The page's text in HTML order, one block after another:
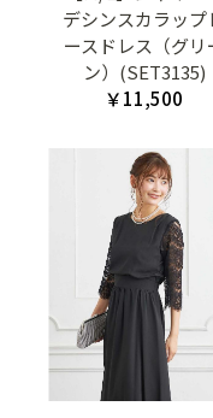
デシンスカラップ
ースドレス（グリ
ン）(SET3135)
￥11,500